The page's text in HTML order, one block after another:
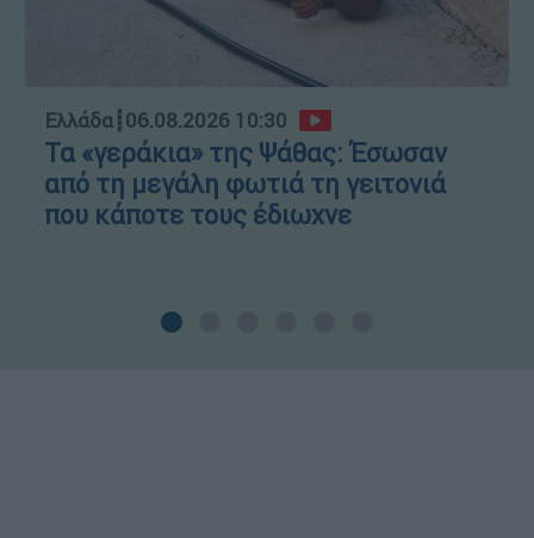
Ελλάδα┋06.08.2026 10:30
Τα «γεράκια» της Ψάθας: Έσωσαν
από τη μεγάλη φωτιά τη γειτονιά
που κάποτε τους έδιωχνε